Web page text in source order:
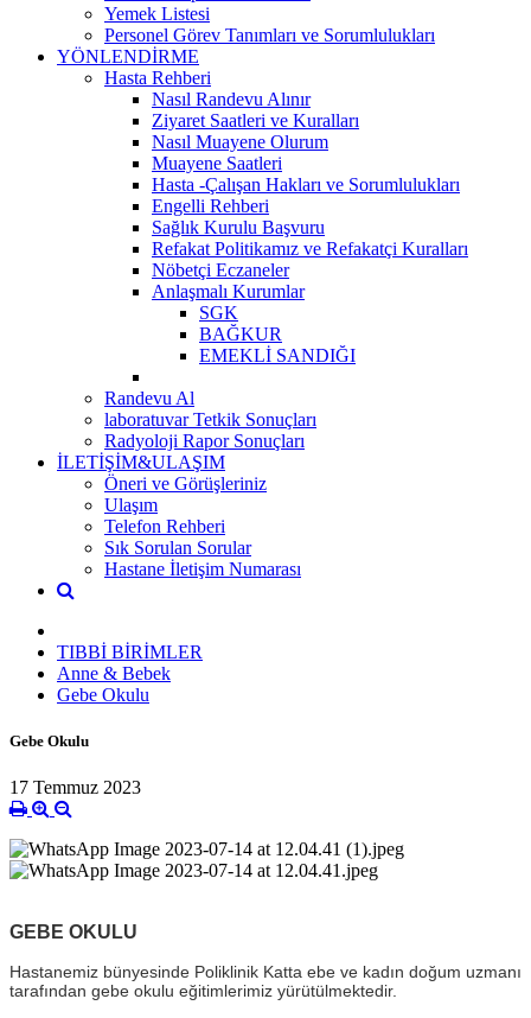
Yemek Listesi
Personel Görev Tanımları ve Sorumlulukları
YÖNLENDİRME
Hasta Rehberi
Nasıl Randevu Alınır
Ziyaret Saatleri ve Kuralları
Nasıl Muayene Olurum
Muayene Saatleri
Hasta -Çalışan Hakları ve Sorumlulukları
Engelli Rehberi
Sağlık Kurulu Başvuru
Refakat Politikamız ve Refakatçi Kuralları
Nöbetçi Eczaneler
Anlaşmalı Kurumlar
SGK
BAĞKUR
EMEKLİ SANDIĞI
Randevu Al
laboratuvar Tetkik Sonuçları
Radyoloji Rapor Sonuçları
İLETİŞİM&ULAŞIM
Öneri ve Görüşleriniz
Ulaşım
Telefon Rehberi
Sık Sorulan Sorular
Hastane İletişim Numarası
TIBBİ BİRİMLER
Anne & Bebek
Gebe Okulu
Gebe Okulu
17 Temmuz 2023
GEBE OKULU
Hastanemiz bünyesinde Poliklinik Katta ebe ve kadın doğum uzmanı
tarafından gebe okulu eğitimlerimiz yürütülmektedir.